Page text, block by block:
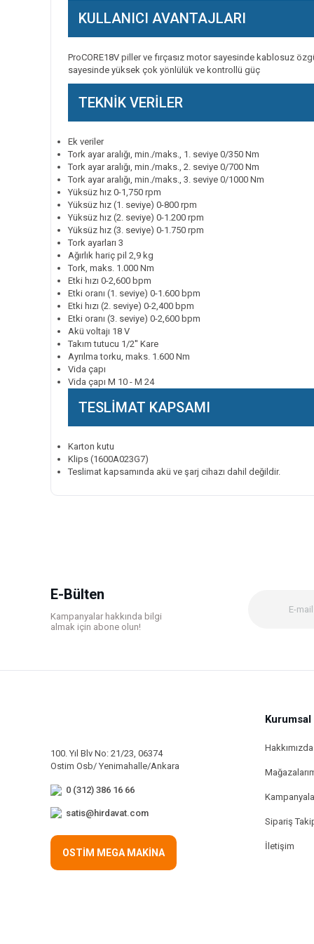
KULLANICI AVANTAJLARI
ProCORE18V piller ve fırçasız motor sayesinde kablosuz
sayesinde yüksek çok yönlülük ve kontrollü güç
TEKNİK VERİLER
Ek veriler
Tork ayar aralığı, min./maks., 1. seviye 0/350 Nm
Tork ayar aralığı, min./maks., 2. seviye 0/700 Nm
Tork ayar aralığı, min./maks., 3. seviye 0/1000 Nm
Yüksüz hız 0-1,750 rpm
Yüksüz hız (1. seviye) 0-800 rpm
Yüksüz hız (2. seviye) 0-1.200 rpm
Yüksüz hız (3. seviye) 0-1.750 rpm
Tork ayarları 3
Ağırlık hariç pil 2,9 kg
Tork, maks. 1.000 Nm
Etki hızı 0-2,600 bpm
Etki oranı (1. seviye) 0-1.600 bpm
Etki hızı (2. seviye) 0-2,400 bpm
Etki oranı (3. seviye) 0-2,600 bpm
Akü voltajı 18 V
Takım tutucu 1/2'' Kare
Ayrılma torku, maks. 1.600 Nm
Vida çapı
Vida çapı M 10 - M 24
TESLİMAT KAPSAMI
Karton kutu
Klips (1600A023G7)
Teslimat kapsamında akü ve şarj cihazı dahil değildir.
Bu ürünün fiyat bilgisi, resim, ürün açıklamalarında ve diğer
Bu ürüne benzer farklı alternatifler olmalı.
E-Bülten
Kampanyalar hakkında bilgi
almak için abone olun!
100. Yıl Blv No: 21/23, 06374
Ostim Osb/ Yenimahalle/Ankara
0 (312) 386 16 66
satis@hirdavat.com
OSTİM MEGA MAKİNA
Kurumsal
Hakkımızda
Sipariş
İletişim